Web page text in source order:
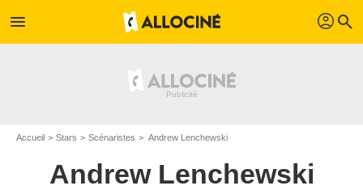
menu profil search
Accueil Stars Scénaristes Andrew Lenchewski
Andrew Lenchewski